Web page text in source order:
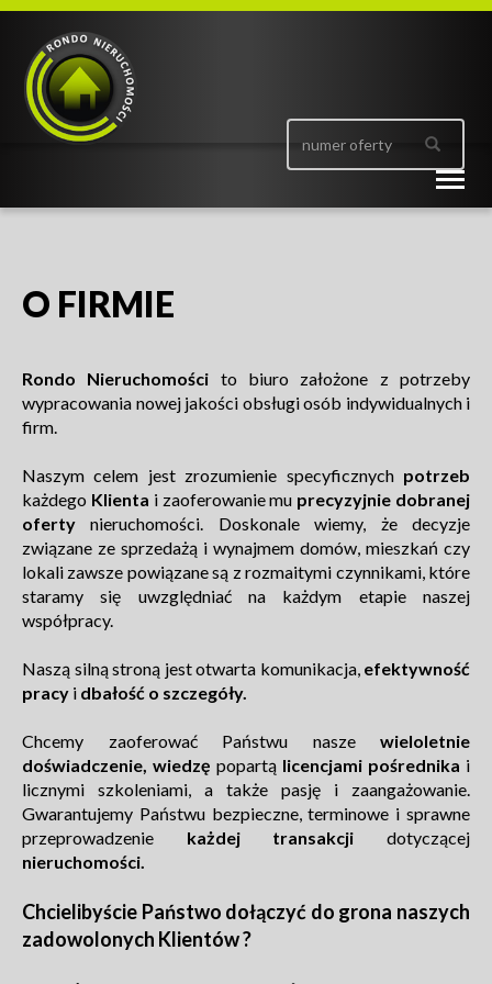
O FIRMIE
Rondo Nieruchomości to biuro założone z potrzeby
wypracowania nowej jakości obsługi osób indywidualnych i
firm.
Naszym celem jest zrozumienie specyficznych potrzeb
każdego Klienta i zaoferowanie mu precyzyjnie dobranej
oferty nieruchomości. Doskonale wiemy, że decyzje
związane ze sprzedażą i wynajmem domów, mieszkań czy
lokali zawsze powiązane są z rozmaitymi czynnikami, które
staramy się uwzględniać na każdym etapie naszej
współpracy.
Naszą silną stroną jest otwarta komunikacja, efektywność
pracy i dbałość o szczegóły.
Chcemy zaoferować Państwu nasze wieloletnie
doświadczenie, wiedzę popartą licencjami pośrednika i
licznymi szkoleniami, a także pasję i zaangażowanie.
Gwarantujemy Państwu bezpieczne, terminowe i sprawne
przeprowadzenie każdej transakcjidotyczącej
nieruchomości.
Chcielibyście Państwo dołączyć do grona naszych
zadowolonych Klientów ?